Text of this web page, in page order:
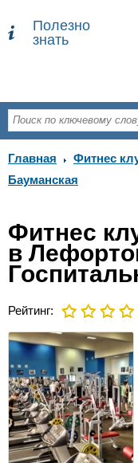
Полезно
знать
Главная Фитнес
Бауманская
Фитнес
в
Рейтинг: